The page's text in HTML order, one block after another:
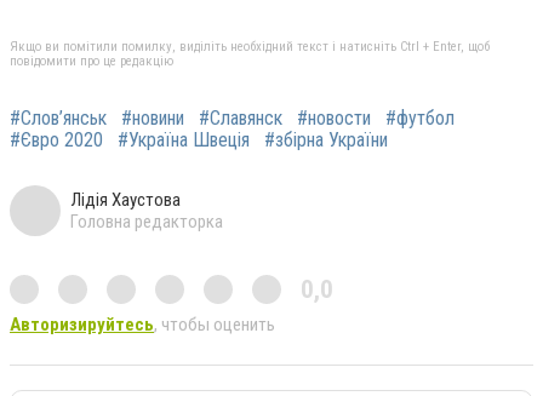
Якщо ви помітили помилку, виділіть необхідний текст і натисніть Ctrl + Enter, щоб
повідомити про це редакцію
#Слов’янськ #новини #Славянск #новости
#футбол
#Євро 2020
#Україна Швеція #збірна України
Лідія Хаустова
Головна редакторка
0,0
Авторизируйтесь, чтобы оценить